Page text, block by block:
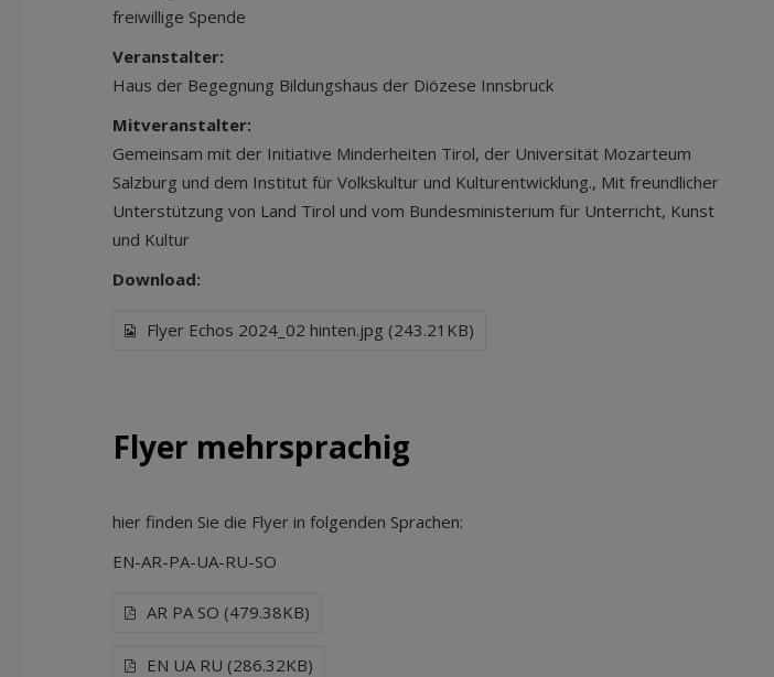
freiwillige Spende
Veranstalter:
Haus der Begegnung Bildungshaus der Diözese Innsbruck
Mitveranstalter:
Gemeinsam mit der Initiative Minderheiten Tirol, der Universität Mozarteum
Salzburg und dem Institut für Volkskultur und Kulturentwicklung., Mit freundlicher
Unterstützung von Land Tirol und vom Bundesministerium für Unterricht, Kunst
und Kultur
Download:
Flyer Echos 2024_02 hinten.jpg (243.21KB)
Flyer mehrsprachig
hier finden Sie die Flyer in folgenden Sprachen:
EN-AR-PA-UA-RU-SO
AR PA SO (479.38KB)
EN UA RU (286.32KB)